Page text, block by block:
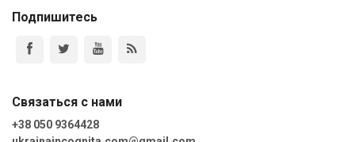
Подпишитесь
Связаться с нами
+38 050 9364428